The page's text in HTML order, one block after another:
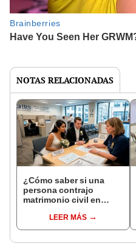
NOTAS RELACIONADAS
¿Cómo saber si una
persona contrajo
matrimonio civil en
LEER MÁS